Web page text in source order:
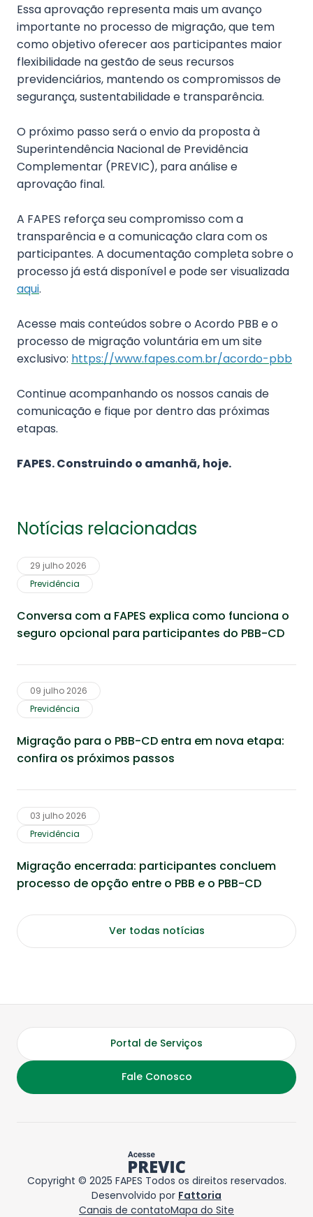
Essa aprovação representa mais um avanço
importante no processo de migração, que tem
como objetivo oferecer aos participantes maior
flexibilidade na gestão de seus recursos
previdenciários, mantendo os compromissos de
segurança, sustentabilidade e transparência.
O próximo passo será o envio da proposta à
Superintendência Nacional de Previdência
Complementar (PREVIC), para análise e
aprovação final.
A FAPES reforça seu compromisso com a
transparência e a comunicação clara com os
participantes. A documentação completa sobre o
processo já está disponível e pode ser visualizada
aqui.
Acesse mais conteúdos sobre o Acordo PBB e o
processo de migração voluntária em um site
exclusivo: https://www.fapes.com.br/acordo-pbb
Continue acompanhando os nossos canais de
comunicação e fique por dentro das próximas
etapas.
FAPES. Construindo o amanhã, hoje.
Notícias relacionadas
29 julho 2026
Previdência
Conversa com a FAPES explica como funciona o
seguro opcional para participantes do PBB-CD
09 julho 2026
Previdência
Migração para o PBB-CD entra em nova etapa:
confira os próximos passos
03 julho 2026
Previdência
Migração encerrada: participantes concluem
processo de opção entre o PBB e o PBB-CD
Ver todas notícias
Portal de Serviços
Fale Conosco
Copyright © 2025 FAPES Todos os direitos reservados.
Desenvolvido por Fattoria
Canais de contatoMapa do Site